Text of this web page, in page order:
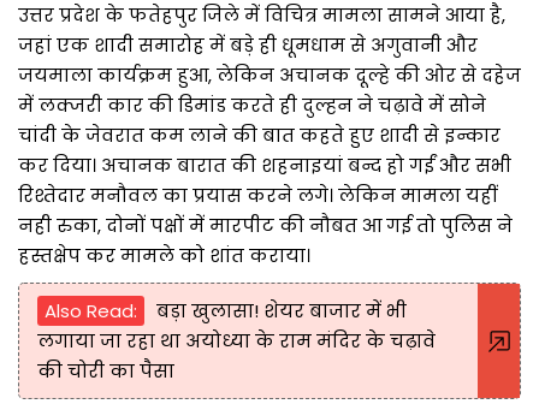
उत्तर प्रदेश के फतेहपुर जिले में विचित्र मामला सामने आया है,
जहां एक शादी समारोह में बड़े ही धूमधाम से अगुवानी और
जयमाला कार्यक्रम हुआ, लेकिन अचानक दूल्हे की ओर से दहेज
में लक्जरी कार की डिमांड करते ही दुल्हन ने चढ़ावे में सोने
चांदी के जेवरात कम लाने की बात कहते हुए शादी से इन्कार
कर दिया। अचानक बारात की शहनाइयां बन्द हो गईं और सभी
रिश्तेदार मनौवल का प्रयास करने लगे। लेकिन मामला यहीं
नही रुका, दोनों पक्षों में मारपीट की नौबत आ गई तो पुलिस ने
हस्तक्षेप कर मामले को शांत कराया।
Also Read:
बड़ा खुलासा! शेयर बाजार में भी
लगाया जा रहा था अयोध्या के राम मंदिर के चढ़ावे
की चोरी का पैसा